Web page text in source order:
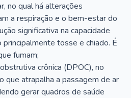
no qual há alterações
a respiração e o bem-estar do
significativa na capacidade
principalmente tosse e chiado. É
fumam;
crônica (DPOC), no
que atrapalha a passagem de ar
gerar quadros de saúde